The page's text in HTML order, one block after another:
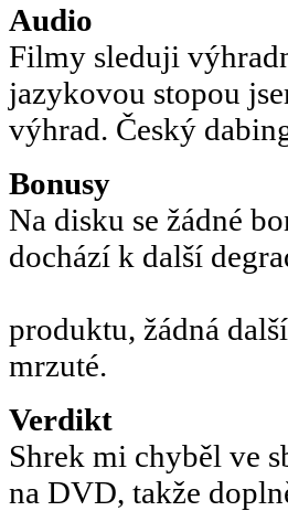
Audio
Filmy sleduji
jazykovou stopou
výhrad. Český
Bonusy
Na disku se žádné
dochází k další
produktu, žádná
mrzuté.
Verdikt
Shrek mi chyběl ve
na DVD, takže